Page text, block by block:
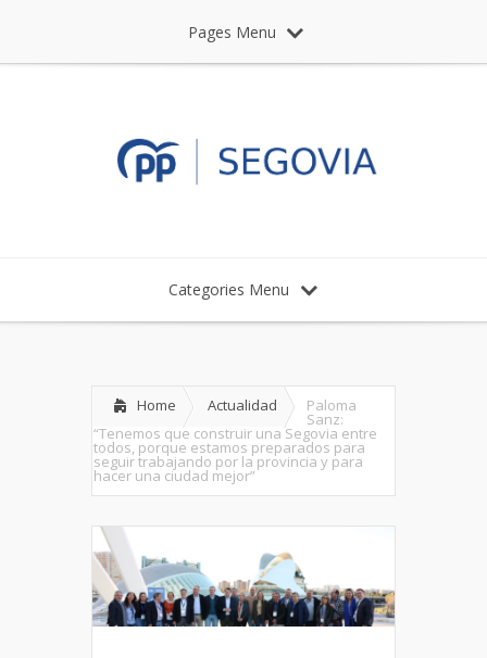
Pages Menu
Categories Menu
Home Actualidad Paloma
Sanz:
“Tenemos que construir una Segovia entre
todos, porque estamos preparados para
seguir trabajando por la provincia y para
hacer una ciudad mejor”